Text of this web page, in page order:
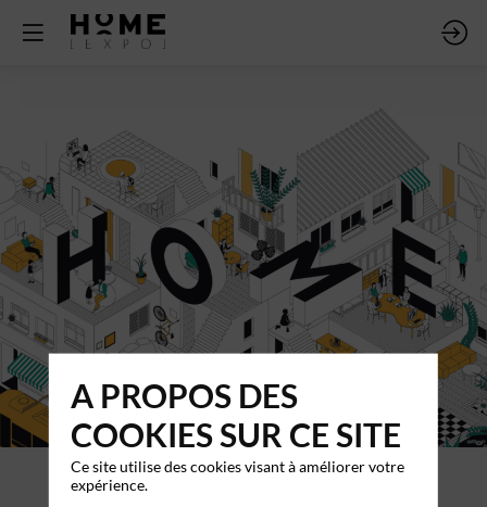
A PROPOS DES
COOKIES SUR CE SITE
Ce site utilise des cookies visant à améliorer votre
expérience.